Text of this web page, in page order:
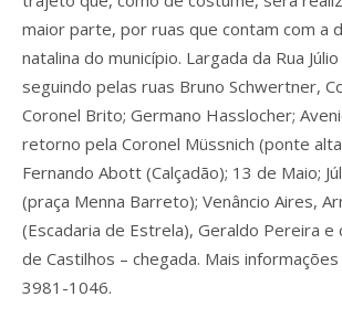
maior parte, por ruas que contam com a
natalina do município. Largada da Rua
seguindo pelas ruas Bruno Schwertner,
Coronel Brito; Germano Hasslocher;
retorno pela Coronel Müssnich (ponte
Fernando Abott (Calçadão); 13 de Maio;
(praça Menna Barreto); Venâncio Aires,
(Escadaria de Estrela), Geraldo Pereira e
de Castilhos – chegada. Mais informações
3981-1046.